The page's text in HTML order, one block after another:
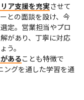
ア支援を充実させて
との面談を設け、今
定。営業担当やプロ
があり、丁寧に対応
う。
あることも特徴で
ングを通した学習を通